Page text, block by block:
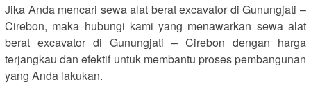
Jika Anda mencari sewa alat berat excavator di Gunungjati –
Cirebon, maka hubungi kami yang menawarkan sewa alat
berat excavator di Gunungjati – Cirebon dengan harga
terjangkau dan efektif untuk membantu proses pembangunan
yang Anda lakukan.